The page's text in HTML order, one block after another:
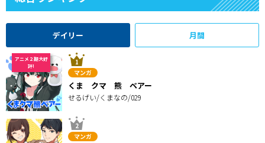
デイリー 月間
アニメ２期大好
評!
マンガ
くま クマ 熊 ベアー
せるげい/くまなの/029
マンガ